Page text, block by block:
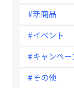
#新商品
#イベント
#キャンペー
#その他